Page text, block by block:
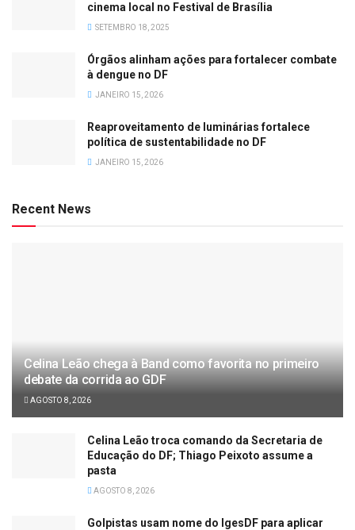
cinema local no Festival de Brasília
SETEMBRO 18, 2025
Órgãos alinham ações para fortalecer combate
à dengue no DF
JANEIRO 15, 2026
Reaproveitamento de luminárias fortalece
política de sustentabilidade no DF
JANEIRO 15, 2026
Recent News
Celina Leão chega à Band como favorita no primeiro
debate da corrida ao GDF
AGOSTO 8, 2026
Celina Leão troca comando da Secretaria de
Educação do DF; Thiago Peixoto assume a
pasta
AGOSTO 8, 2026
Golpistas usam nome do IgesDF para aplicar